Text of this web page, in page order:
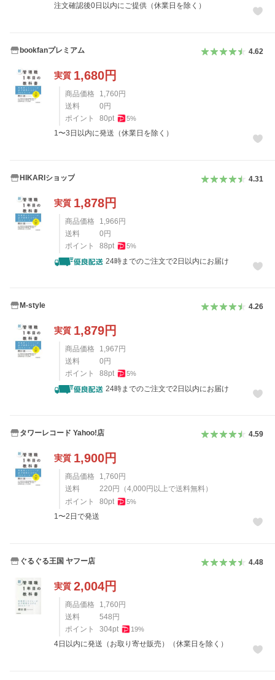
注文確認後0日以内にご提供（休業日を除く）
bookfanプレミアム 4.62
実質 1,680円
商品価格 1,760 円
送料
0 円
ポイント
80pt 5%
1〜3日以内に発送（休業日を除く）
HIKARIショップ 4.31
実質 1,878円
商品価格 1,966 円
送料
0 円
ポイント
88pt 5%
24時までのご注文で2日以内にお届け
M-style 4.26
実質 1,879円
商品価格 1,967 円
送料
0 円
ポイント
88pt 5%
24時までのご注文で2日以内にお届け
タワーレコード Yahoo!店 4.59
実質 1,900円
商品価格 1,760 円
送料
220 円 （4,000 円以上で送料無料）
ポイント
80pt 5%
1〜2日で発送
ぐるぐる王国 ヤフー店 4.48
実質 2,004円
商品価格 1,760 円
送料
548 円
ポイント
304pt 19%
4日以内に発送（お取り寄せ販売）（休業日を除く）